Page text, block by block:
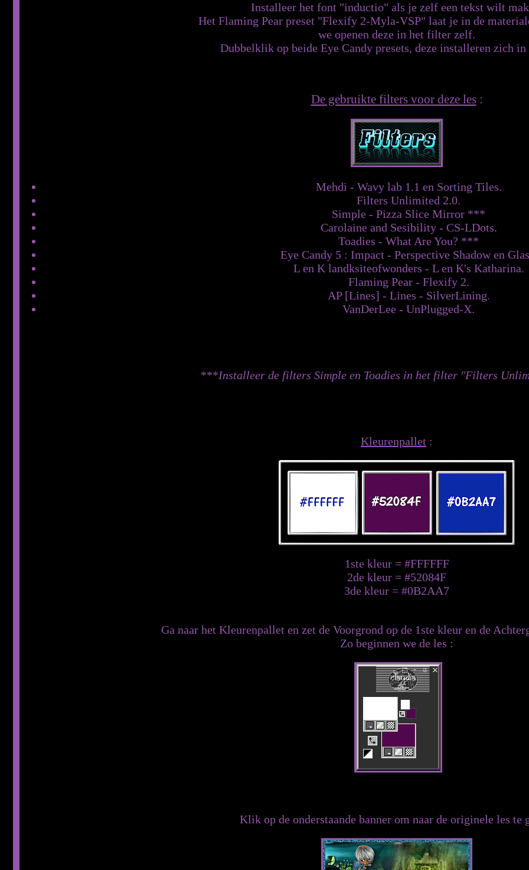
Installeer het font "inductio" als je zelf een tekst wilt
Het Flaming Pear preset "Flexify 2-Myla-VSP" laat je in de
we openen deze in het filter zelf.
Dubbelklik op beide Eye Candy presets, deze installeren zich
De gebruikte filters voor deze les:
Mehdi - Wavy lab 1.1 en Sorting Tiles.
Filters Unlimited 2.0.
Simple - Pizza Slice Mirror ***
Carolaine and Sesibility - CS-LDots.
Toadies - What Are You? ***
Eye Candy 5 : Impact - Perspective Shadow en
L en K landksiteofwonders - L en K's Katharina.
Flaming Pear - Flexify 2.
AP [Lines] - Lines - SilverLining.
VanDerLee - UnPlugged-X.
***Installeer de filters Simple en Toadies in het filter "Filters
Kleurenpallet :
1ste kleur = #FFFFFF
2de kleur = #52084F
3de kleur = #0B2AA7
Ga naar het Kleurenpallet en zet de Voorgrond op de 1ste kleur en de
Zo beginnen we de les :
Klik op de onderstaande banner om naar de originele les te